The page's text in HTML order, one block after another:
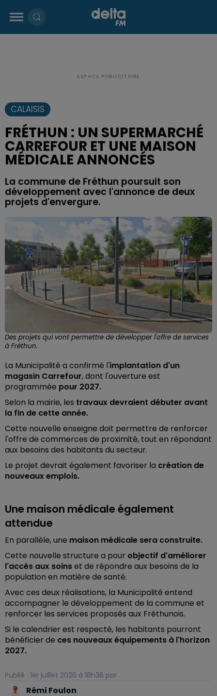
CALAISIS
FRÉTHUN : UN SUPERMARCHÉ
CARREFOUR ET UNE MAISON
MÉDICALE ANNONCÉS
La commune de Fréthun poursuit son
développement avec l'annonce de deux
projets d'envergure.
Des projets qui vont permettre de développer l'offre de services
à Fréthun.
La Municipalité a confirmé l'implantation d'un
magasin Carrefour, dont l'ouverture est
programmée pour 2027.
Selon la mairie, les travaux devraient débuter avant
la fin de cette année.
Cette nouvelle enseigne doit permettre de renforcer
l'offre de commerces de proximité, tout en répondant
aux besoins des habitants du secteur.
Le projet devrait également favoriser la création de
nouveaux emplois.
Une maison médicale également
attendue
En parallèle, une maison médicale sera construite.
Cette nouvelle structure a pour objectif d'améliorer
l'accès aux soinset de répondre aux besoins de la
population en matière de santé.
Avec ces deux réalisations, la Municipalité entend
accompagner le développement de la commune et
renforcer les services proposés aux Fréthunois.
Si le calendrier est respecté, les habitants pourront
bénéficier de ces nouveaux équipements à l'horizon
2027.
Publié : 1er juillet 2026 à 18h36 par
Rémi Foulon